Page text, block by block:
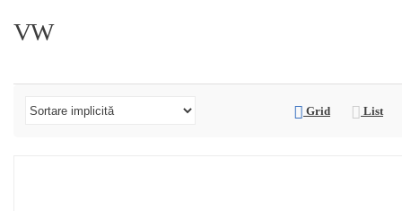
VW
Grid List